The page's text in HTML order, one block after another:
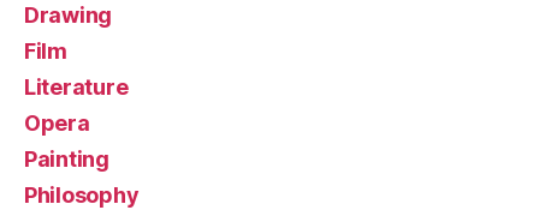
Drawing
Film
Literature
Opera
Painting
Philosophy